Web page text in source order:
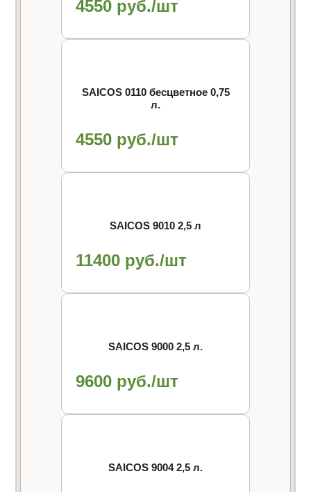
4550 руб./шт
SAICOS 0110 бесцветное 0,75
л.
4550 руб./шт
SAICOS 9010 2,5 л
11400 руб./шт
SAICOS 9000 2,5 л.
9600 руб./шт
SAICOS 9004 2,5 л.